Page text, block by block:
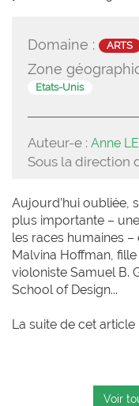
Domaine : ARTS
Zone
Etats-Unis
Auteur-e : Anne
Sous la direction
Aujourd’hui oubliée,
plus importante –
les races humaines
Malvina Hoffman,
violoniste Samuel B.
School of Design...
La suite de cet
Voir